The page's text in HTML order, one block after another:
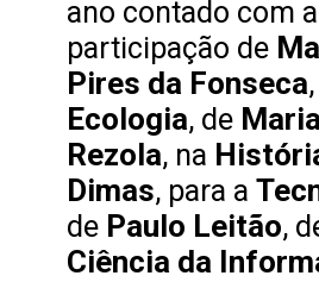
ano contado com a
participação de
Pires da Fonseca
Ecologia, de
Rezola, na
Dimas, para a
de Paulo Leitão,
Ciência da